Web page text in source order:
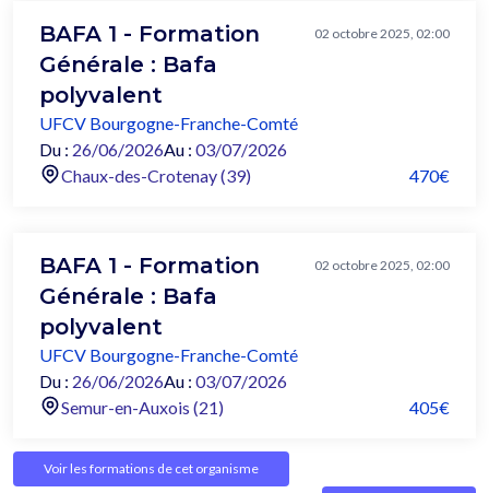
BAFA 1 - Formation
Générale : Bafa
polyvalent
02 octobre 2025, 02:00
UFCV Bourgogne-Franche-Comté
Du : 26/06/2026Au : 03/07/2026
Chaux-des-Crotenay (39)
470€
BAFA 1 - Formation
Générale : Bafa
polyvalent
02 octobre 2025, 02:00
UFCV Bourgogne-Franche-Comté
Du : 26/06/2026Au : 03/07/2026
Semur-en-Auxois (21)
405€
Voir les formations de cet organisme